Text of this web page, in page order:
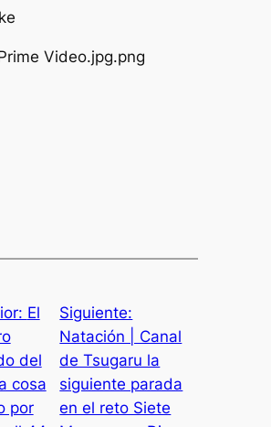
El
del
cosa
por
Siguiente:
Natación | Canal
de Tsugaru la
siguiente parada
en el reto Siete